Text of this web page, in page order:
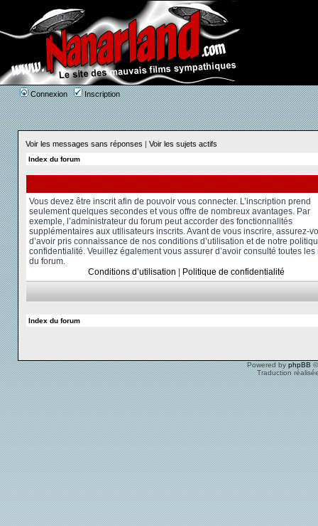
Connexion Inscription
Voir les messages sans réponses | Voir les sujets actifs
Index du forum
Vous devez être inscrit afin de pouvoir vous connecter. L’inscription prend
seulement quelques secondes et vous offre de nombreux avantages. Par
exemple, l’administrateur du forum peut accorder des fonctionnalités
supplémentaires aux utilisateurs inscrits. Avant de vous inscrire, assurez-
d’avoir pris connaissance de nos conditions d’utilisation et de notre
confidentialité. Veuillez également vous assurer d’avoir consulté toutes les
du forum.
Conditions d’utilisation
Politique de confidentialité
Index du forum
Powered byphpBB©
Traduction